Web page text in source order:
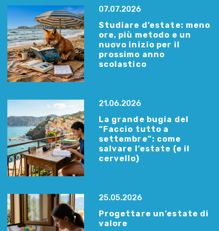
07.07.2026
Studiare d’estate: meno
ore, più metodo e un
nuovo inizio per il
prossimo anno
scolastico
21.06.2026
La grande bugia del
“Faccio tutto a
settembre”: come
salvare l’estate (e il
cervello)
25.05.2026
Progettare un’estate di
valore